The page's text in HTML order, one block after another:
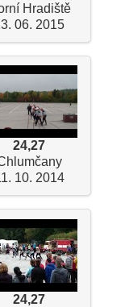
Hradiště
06. 2015
24,27
10. 2014
24,27